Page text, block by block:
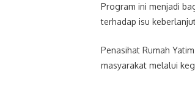
Program ini menjadi
terhadap isu
Penasihat Rumah
masyarakat melalui